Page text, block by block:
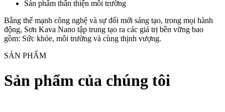
Sản phẩm thân thiện môi trường
Bằng thế mạnh công nghệ và sự đổi mới sáng tạo, trong mọi hành
động, Sơn Kava Nano tập trung tạo ra các giá trị bền vững bao
gồm: Sức khỏe, môi trường và cùng thịnh vượng.
SẢN PHẨM
Sản phẩm của chúng tôi